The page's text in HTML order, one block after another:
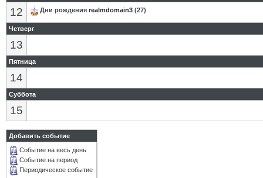
12 Дни рождения realmdomain3 (27)
Четверг
13
Пятница
14
Суббота
15
Добавить событие
Событие на весь день
Событие на период
Периодическое событие